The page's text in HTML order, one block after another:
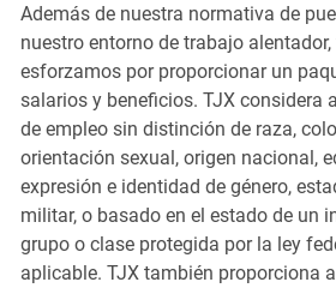
Además de nuestra normativa de
nuestro entorno de trabajo
esforzamos por proporcionar un
salarios y beneficios. TJX considera
de empleo sin distinción de raza,
orientación sexual, origen nacional,
expresión e identidad de género,
militar, o basado en el estado de un
grupo o clase protegida por la ley
aplicable. TJX también proporciona